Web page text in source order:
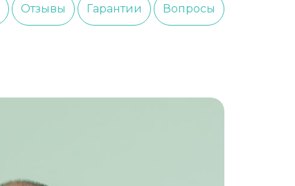
Отзывы Гарантии Вопросы